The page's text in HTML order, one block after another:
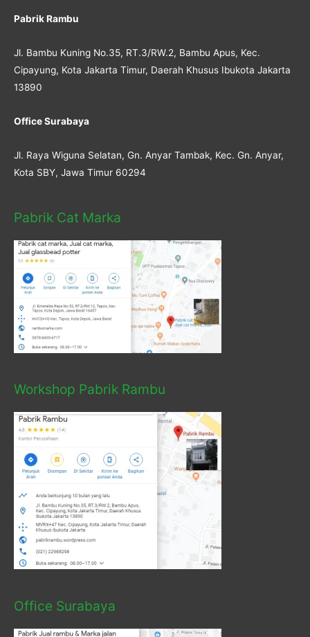
Pabrik Rambu
Jl. Bambu Kuning No.35, RT.3/RW.2, Bambu Apus, Kec.
Cipayung, Kota Jakarta Timur, Daerah Khusus Ibukota Jakarta
13890
Office Surabaya
Jl. Raya Wiguna Selatan, Gn. Anyar Tambak, Kec. Gn. Anyar,
Kota SBY, Jawa Timur 60294
Pabrik Cat Marka
Workshop Pabrik Rambu
Office Surabaya